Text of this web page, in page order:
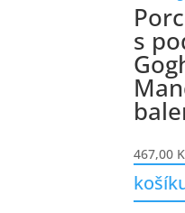
s
467,00